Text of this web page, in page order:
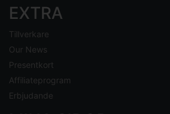
EXTRA
Tillverkare
Our News
Presentkort
Affiliateprogram
Erbjudande